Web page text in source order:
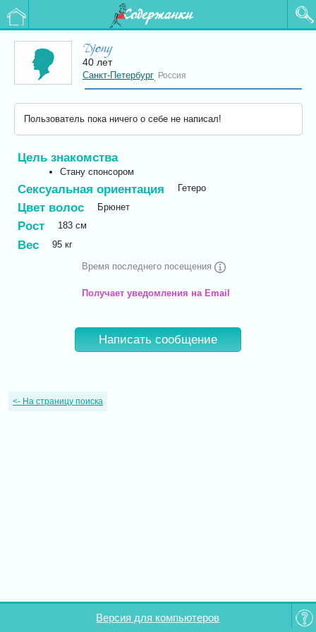
Содержанки
Djony
40 лет
Санкт-Петербург Россия
Пользователь пока ничего о себе не написал!
Цель знакомства
Стану спонсором
Сексуальная ориентация Гетеро
Цвет волос Брюнет
Рост 183 см
Вес 95 кг
Время последнего посещения
Получает уведомления на Email
Написать сообщение
<- На страницу поиска
Версия для компьютеров